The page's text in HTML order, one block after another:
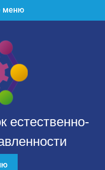
меню
естественно-